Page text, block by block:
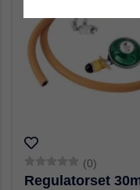
(0)
Regulatorset